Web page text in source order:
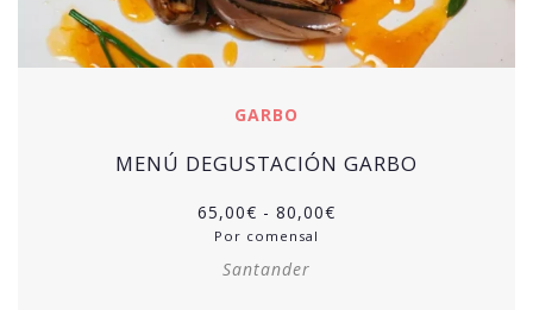
GARBO
MENÚ DEGUSTACIÓN GARBO
65,00€ - 80,00€Rango
Por comensal
Santander